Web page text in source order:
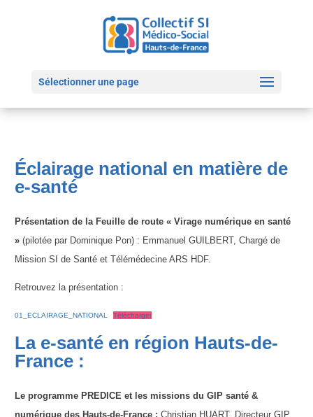
Sélectionner une page
Éclairage national en matière de
e-santé
Présentation de la Feuille de route « Virage numérique en santé
» (pilotée par Dominique Pon) : Emmanuel GUILBERT, Chargé de
Mission SI de Santé et Télémédecine ARS HDF.
Retrouvez la présentation :
01_ECLAIRAGE_NATIONAL Télécharger
La e-santé en région Hauts-de-
France :
Le programme PREDICE et les missions du GIP santé &
numérique des Hauts-de-France : Christian HUART, Directeur GIP